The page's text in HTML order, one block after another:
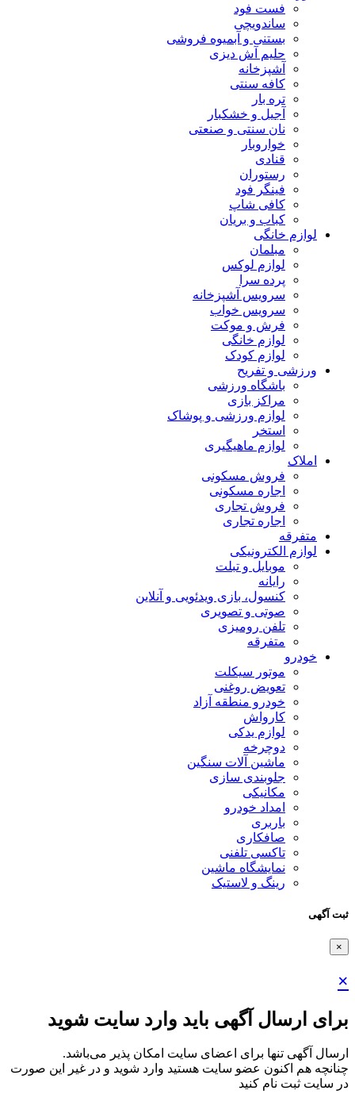
فست فود
ساندویچی
بستنی و آبمیوه فروشی
حلیم آش دیزی
آشپزخانه
کافه سنتی
تره بار
آجیل و خشکبار
نان سنتی و صنعتی
خواروبار
قنادی
رستوران
فینگر فود
کافی شاپ
کباب و بریان
لوازم خانگی
مبلمان
لوازم لوکس
پرده سرا
سرویس آشپزخانه
سرویس خواب
فرش و موکت
لوازم خانگی
لوازم کودک
ورزشی و تفریح
باشگاه ورزشی
مراکز بازی
لوازم ورزشی و پوشاک
استخر
لوازم ماهیگیری
املاک
فروش مسکونی
اجاره مسکونی
فروش تجاری
اجاره تجاری
متفرقه
لوازم الکترونیکی
موبایل و تبلت
رایانه
کنسول، بازی‌ ویدئویی و آنلاین
صوتی و تصویری
تلفن رومیزی
متفرقه
خودرو
موتور سیکلت
تعویض روغنی
خودرو منطقه آزاد
کارواش
لوازم یدکی
دوچرخه
ماشین آلات سنگین
جلوبندی سازی
مکانیکی
امداد خودرو
باربری
صافکاری
تاکسی تلفنی
نمایشگاه ماشین
رینگ و لاستیک
ثبت آگهی
×
×
برای ارسال آگهی باید وارد سایت شوید
ارسال آگهی تنها برای اعضای سایت امکان پذیر می‌باشد.
چنانچه هم‌ اکنون عضو سایت هستید وارد شوید و در غیر این صورت
در سایت ثبت نام کنید